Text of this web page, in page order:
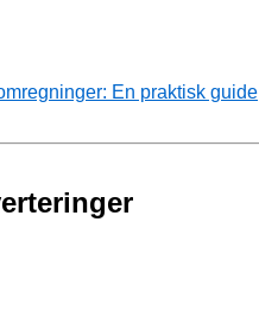
En praktisk guide